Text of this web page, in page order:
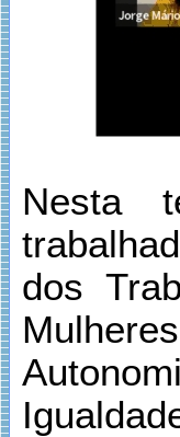
Nesta
dos